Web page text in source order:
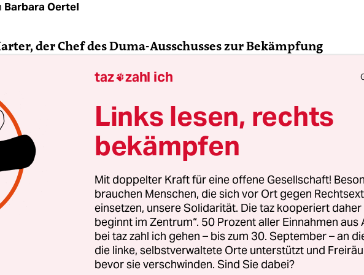
Barbara Oertel
der Chef des Duma-Ausschusses zur Bekämpfung
die Heinrich-Böll-Stiftung sowie 13 weitere
für „unerwünscht“ erklären. Wenn
folgt, was bedeutet das?
Das bedeutet den Rauswurf aus Russland. Außerdem
sämtliche russische Staats­bürger*in­nen, die dann noch
haben, strafbar. Das gilt auch dann, wenn sie zum
einer Konferenz in Berlin teilnehmen würden.
Schritt unerwartet?
taz zahl ich
Links lesen, rechts
bekämpfen
Mit doppelter Kraft für eine offene Gesellschaft!
brauchen Menschen, die sich vor Ort gegen
einsetzen, unsere Solidarität. Die taz kooperiert daher
beginnt im Zentrum“. 50 Prozent aller Einnahmen aus
bei taz zahl ich gehen – bis zum 30. September – an
die linke, selbstverwaltete Orte unterstützt und
bevor sie verschwinden. Sind Sie dabei?